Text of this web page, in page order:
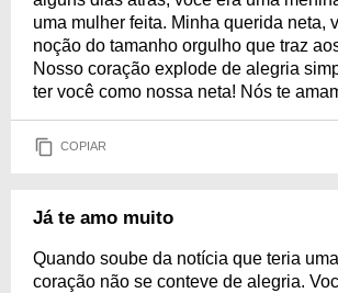
uma mulher feita. Minha querida neta,
noção do tamanho orgulho que traz
Nosso coração explode de alegria
ter você como nossa neta! Nós te
COPIAR
Já te amo muito
Quando soube da notícia que teria
coração não se conteve de alegria.